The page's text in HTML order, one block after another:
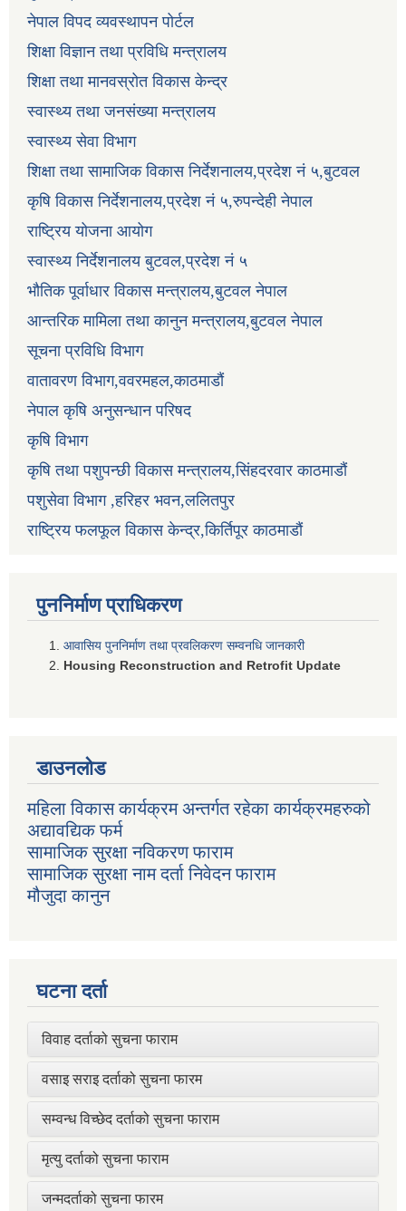
नेपाल विपद व्यवस्थापन पोर्टल
शिक्षा विज्ञान तथा प्रविधि मन्त्रालय
शिक्षा तथा मानवस्रोत विकास केन्द्र
स्वास्थ्य तथा जनसंख्या मन्त्रालय
स्वास्थ्य सेवा विभाग
शिक्षा तथा सामाजिक विकास निर्देशनालय,प्रदेश नं ५,बुटवल
कृषि विकास निर्देशनालय,प्रदेश नं ५,रुपन्देही नेपाल
राष्ट्रिय योजना आयोग
स्वास्थ्य निर्देशनालय बुटवल,प्रदेश नं ५
भौतिक पूर्वाधार विकास मन्त्रालय,बुटवल नेपाल
आन्तरिक मामिला तथा कानुन मन्त्रालय,बुटवल नेपाल
सूचना प्रविधि विभाग
वातावरण विभाग,ववरमहल,काठमाडौं
नेपाल कृषि अनुसन्धान परिषद
कृषि विभाग
कृषि तथा पशुपन्छी विकास मन्त्रालय,सिंहदरवार काठमाडौं
पशुसेवा विभाग ,हरिहर भवन,ललितपुर
राष्ट्रिय फलफूल विकास केन्द्र,किर्तिपूर काठमाडौं
पुननिर्माण प्राधिकरण
आवासिय पुननिर्माण तथा प्रवलिकरण सम्वनधि जानकारी
Housing Reconstruction and Retrofit Update
डाउनलोड
महिला विकास कार्यक्रम अन्तर्गत रहेका कार्यक्रमहरुको
अद्यावद्यिक फर्म
सामाजिक सुरक्षा नविकरण फाराम
सामाजिक सुरक्षा नाम दर्ता निवेदन फाराम
मौजुदा कानुन
घटना दर्ता
विवाह दर्ताको सुचना फाराम
वसाइ सराइ दर्ताको सुचना फारम
सम्वन्ध विच्छेद दर्ताको सुचना फाराम
मृत्यु दर्ताको सुचना फाराम
जन्मदर्ताको सुचना फारम